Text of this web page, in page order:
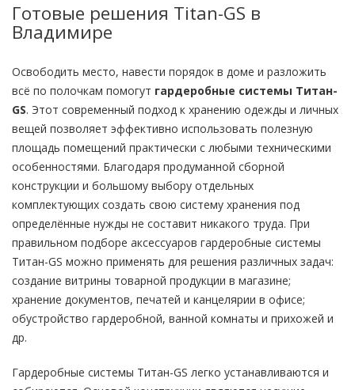
Готовые решения Titan-GS в
Владимире
Освободить место, навести порядок в доме и разложить
всё по полочкам помогут гардеробные системы Титан-
GS. Этот современный подход к хранению одежды и личных
вещей позволяет эффективно использовать полезную
площадь помещений практически с любыми техническими
особенностями. Благодаря продуманной сборной
конструкции и большому выбору отдельных
комплектующих создать свою систему хранения под
определённые нужды не составит никакого труда. При
правильном подборе аксессуаров гардеробные системы
Титан-GS можно применять для решения различных задач:
создание витрины товарной продукции в магазине;
хранение документов, печатей и канцелярии в офисе;
обустройство гардеробной, ванной комнаты и прихожей и
др.
Гардеробные системы Титан-GS легко устанавливаются и